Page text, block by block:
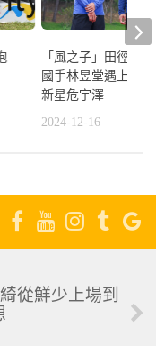
「風之子」田徑教
國手林昱堂遇上十
新星危宇澤
2024-12-16
從鮮少上場到